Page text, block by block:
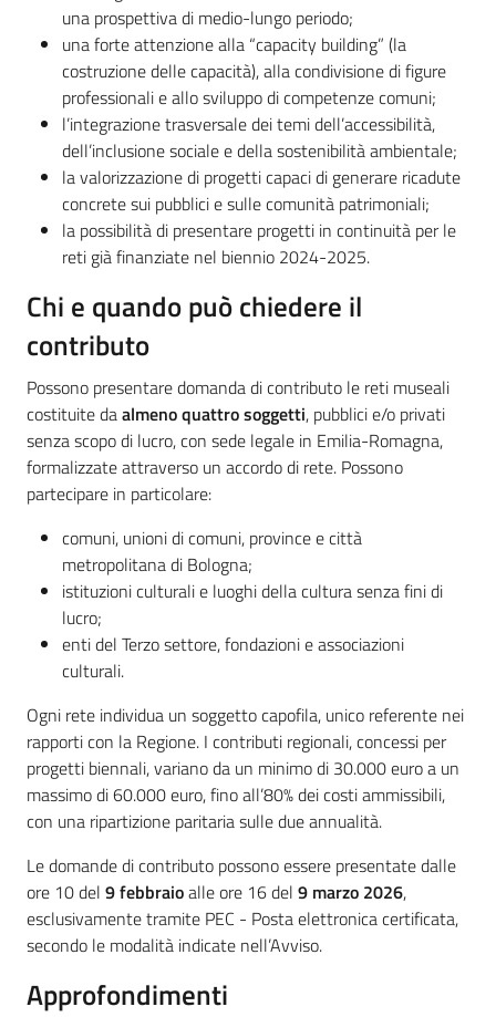
una prospettiva di medio-lungo periodo;
una forte attenzione alla “capacity building” (la
costruzione delle capacità), alla condivisione di figure
professionali e allo sviluppo di competenze comuni;
l’integrazione trasversale dei temi dell’accessibilità,
dell’inclusione sociale e della sostenibilità ambientale;
la valorizzazione di progetti capaci di generare ricadute
concrete sui pubblici e sulle comunità patrimoniali;
la possibilità di presentare progetti in continuità per le
reti già finanziate nel biennio 2024-2025.
Chi e quando può chiedere il
contributo
Possono presentare domanda di contributo le reti museali
costituite daalmeno quattro soggetti, pubblici e/o privati
senza scopo di lucro, con sede legale in Emilia-Romagna,
formalizzate attraverso un accordo di rete. Possono
partecipare in particolare:
comuni, unioni di comuni, province e città
metropolitana di Bologna;
istituzioni culturali e luoghi della cultura senza fini di
lucro;
enti del Terzo settore, fondazioni e associazioni
culturali.
Ogni rete individua un soggetto capofila, unico referente nei
rapporti con la Regione. I contributi regionali, concessi per
progetti biennali, variano da un minimo di 30.000 euro a un
massimo di 60.000 euro, fino all’80% dei costi ammissibili,
con una ripartizione paritaria sulle due annualità.
Le domande di contributo possono essere presentate dalle
ore 10 del 9 febbraioalle ore 16 del 9 marzo 2026,
esclusivamente tramite PEC - Posta elettronica certificata,
secondo le modalità indicate nell’Avviso.
Approfondimenti